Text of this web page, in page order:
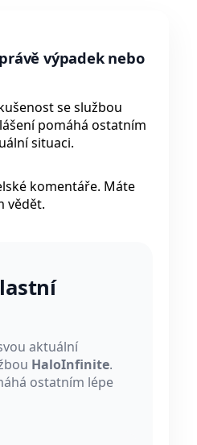
výpadek nebo
se službou
pomáhá ostatním
situaci.
komentáře. Máte
vědět.
aktuální
HaloInfinite.
ostatním lépe